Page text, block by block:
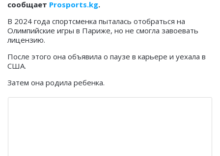
сообщает Prosports.kg.
В 2024 года спортсменка пыталась отобраться на
Олимпийские игры в Париже, но не смогла завоевать
лицензию.
После этого она объявила о паузе в карьере и уехала в
США.
Затем она родила ребенка.